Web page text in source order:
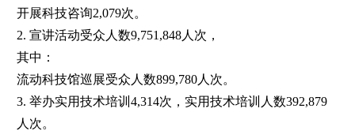
开展科技咨询2,079次。
2. 宣讲活动受众人数9,751,848人次，
其中：
流动科技馆巡展受众人数899,780人次。
3. 举办实用技术培训4,314次，实用技术培训人数392,879
人次。